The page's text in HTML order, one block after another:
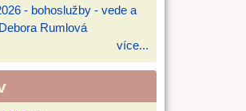
- bohoslužby - vede a
Rumlová
více...